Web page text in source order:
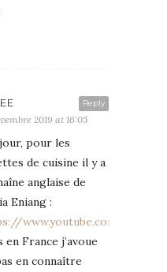
Reply
2019 at 16:05
pour les
de cuisine il y a
anglaise de
Eniang :
www.youtube.com/user/
en France j’avoue
en connaître